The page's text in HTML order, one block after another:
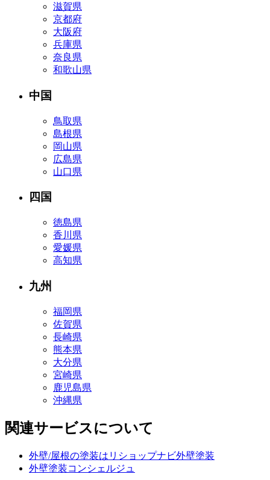
滋賀県
京都府
大阪府
兵庫県
奈良県
和歌山県
中国
鳥取県
島根県
岡山県
広島県
山口県
四国
徳島県
香川県
愛媛県
高知県
九州
福岡県
佐賀県
長崎県
熊本県
大分県
宮崎県
鹿児島県
沖縄県
関連サービスについて
外壁/屋根の塗装はリショップナビ外壁塗装
外壁塗装コンシェルジュ